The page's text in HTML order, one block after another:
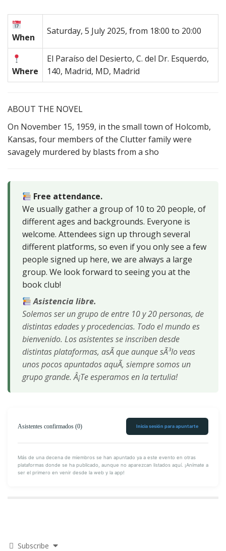
When
Saturday, 5 July 2025, from 18:00 to 20:00
Where
El Paraíso del Desierto, C. del Dr. Esquerdo,
140, Madrid, MD, Madrid
ABOUT THE NOVEL
On November 15, 1959, in the small town of Holcomb,
Kansas, four members of the Clutter family were
savagely murdered by blasts from a sho
Free attendance.
We usually gather a group of 10 to 20 people, of
different ages and backgrounds. Everyone is
welcome. Attendees sign up through several
different platforms, so even if you only see a few
people signed up here, we are always a large
group. We look forward to seeing you at the
book club!
Asistencia libre.
Solemos ser un grupo de entre 10 y 20 personas, de
distintas edades y procedencias. Todo el mundo es
bienvenido. Los asistentes se inscriben desde
distintas plataformas, asÃ­ que aunque sÃ³lo veas
unos pocos apuntados aquÃ­, siempre somos un
grupo grande. Â¡Te esperamos en la tertulia!
Asistentes confirmados (0) Inicia sesión para apuntarte
Más de una decena de miembros se han apuntado ya a este evento en otras
plataformas donde se ha publicado, aunque no aparezcan listados aquí. ¡Anímate a
ser el primero en venir desde la web y la app!
Subscribe